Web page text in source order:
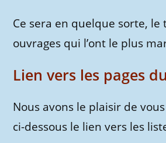
Ce sera en quelque sorte, le
ouvrages qui l’ont le plus
Lien vers les pages
Nous avons le plaisir de
ci-dessous le lien vers les